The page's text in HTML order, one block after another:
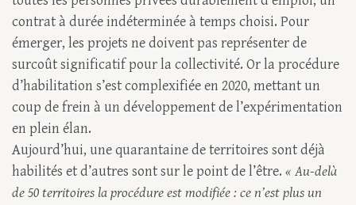
contrat à durée indéterminée à temps choisi. Pour
émerger, les projets ne doivent pas représenter de
surcoût significatif pour la collectivité. Or la procédure
d’habilitation s’est complexifiée en 2020, mettant un
coup de frein à un développement de l’expérimentation
en plein élan.
Aujourd’hui, une quarantaine de territoires sont déjà
habilités et d’autres sont sur le point de l’être. « Au-delà
de 50 territoires la procédure est modifiée : ce n’est plus un